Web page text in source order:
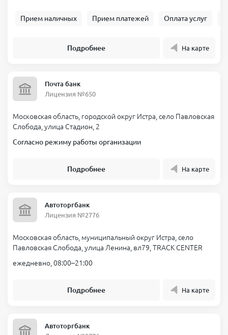
Прием наличных Прием платежей Оплата услуг
Подробнее На карте
Почта банк
Лицензия №650
Московская область, городской округ Истра, село Павловская
Слобода, улица Стадион, 2
Согласно режиму работы организации
Подробнее На карте
Автоторгбанк
Лицензия №2776
Московская область, муниципальный округ Истра, село
Павловская Слобода, улица Ленина, вл79, TRACK CENTER
ежедневно, 08:00–21:00
Подробнее На карте
Автоторгбанк